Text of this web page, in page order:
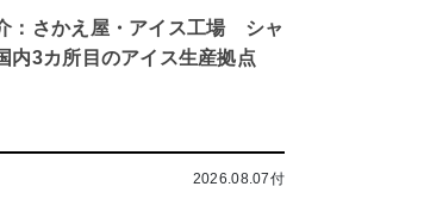
：さかえ屋・アイス工場 シャ
内3カ所目のアイス生産拠点
2026.08.07付